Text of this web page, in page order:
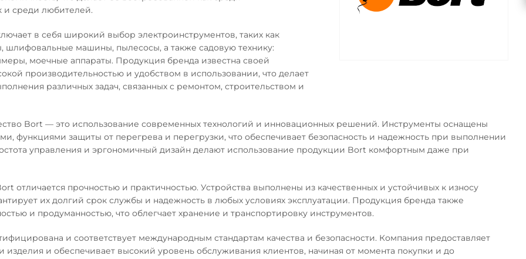
и среди любителей.
в себя широкий выбор электроинструментов, таких как
шлифовальные машины, пылесосы, а также садовую технику:
моечные аппараты. Продукция бренда известна своей
производительностью и удобством в использовании, что делает
различных задач, связанных с ремонтом, строительством и
Bort — это использование современных технологий и инновационных решений. Инструменты оснащены
функциями защиты от перегрева и перегрузки, что обеспечивает безопасность и надежность при выполнении
управления и эргономичный дизайн делают использование продукции Bort комфортным даже при
отличается прочностью и практичностью. Устройства выполнены из качественных и устойчивых к износу
их долгий срок службы и надежность в любых условиях эксплуатации. Продукция бренда также
и продуманностью, что облегчает хранение и транспортировку инструментов.
и соответствует международным стандартам качества и безопасности. Компания предоставляет
изделия и обеспечивает высокий уровень обслуживания клиентов, начиная от момента покупки и до